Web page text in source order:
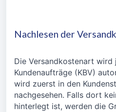
Nachlesen der
Die Versandkostenart
Kundenaufträge (KBV)
wird zuerst in den
nachgesehen. Falls dort
hinterlegt ist, werden die